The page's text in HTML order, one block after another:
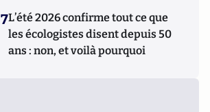
7L’été 2026 confirme tout ce que
les écologistes disent depuis 50
ans : non, et voilà pourquoi